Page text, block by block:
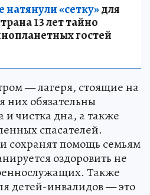
«сетку»для
13 лет тайно
гостей
— лагеря, стоящие на
них обязательны
и чистка дна, а также
спасателей.
сохранят помощь семьям
оздоровить не
Также
детей-инвалидов — это